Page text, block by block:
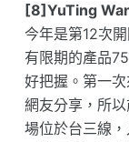
[8]YuTing
今年是第12次
有限期的產品
好把握。第一
網友分享，所
場位於台三線